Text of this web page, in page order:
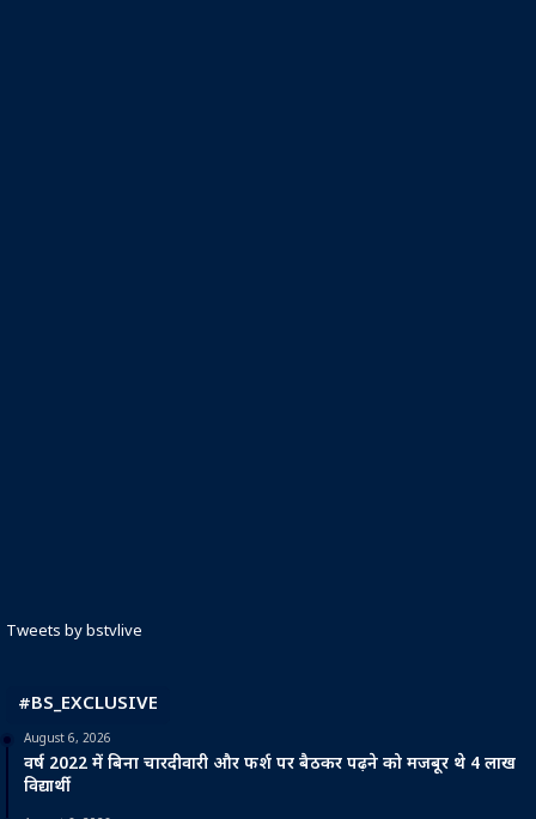
Tweets by bstvlive
#BS_EXCLUSIVE
August 6, 2026
वर्ष 2022 में बिना चारदीवारी और फर्श पर बैठकर पढ़ने को मजबूर थे 4 लाख
विद्यार्थी